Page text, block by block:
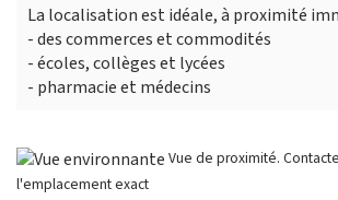
La localisation est idéale, à proximité
- des commerces et commodités
- écoles, collèges et lycées
- pharmacie et médecins
Vue de proximité.
l'emplacement exact